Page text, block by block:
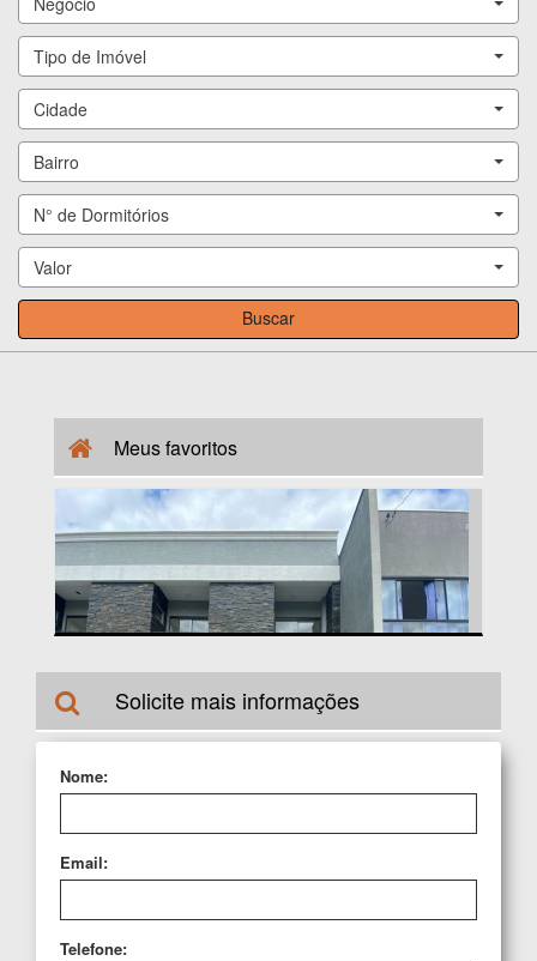
Tipo de Imóvel
Cidade
Bairro
N° de Dormitórios
Valor
Buscar
Meusfavoritos
SOBRADO NOVO NO MORRETES
MORRETES | ITAPEMA |
2 | 1 | 649.000,00
Solicite mais informações
Nome:
Email:
Telefone: